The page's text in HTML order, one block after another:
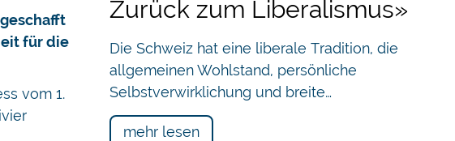
für die
vom 1.
Zurück zum Liberalismus»
Die Schweiz hat eine liberale Tradition, die
allgemeinen Wohlstand, persönliche
Selbstverwirklichung und breite…
mehr lesen